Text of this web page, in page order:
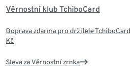
Věrnostní klub TchiboCard
Doprava zdarma pro držitele
Kč
Sleva za Věrnostní zrnka